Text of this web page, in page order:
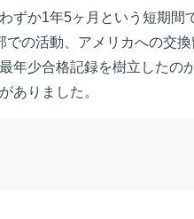
ずか1年5ヶ月という短期
の活動、アメリカへの交
年少合格記録を樹立したの
ありました。